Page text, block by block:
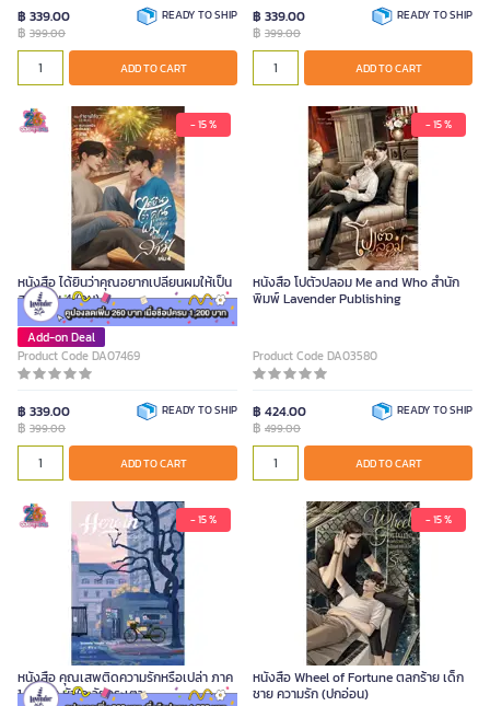
฿ 339.00
฿ 399.00
READY TO SHIP
ADD TO CART
฿ 339.00
฿ 399.00
READY TO SHIP
ADD TO CART
- 15 %
หนังสือ ได้ยินว่าคุณอยากเปลี่ยนผมให้เป็น
สามี เล่ม 4 (จบ)
Add-on Deal
Product Code DA07469
฿ 339.00
฿ 399.00
READY TO SHIP
ADD TO CART
- 15 %
หนังสือ โปตัวปลอม Me and Who สำนัก
พิมพ์ Lavender Publishing
Product Code DA03580
฿ 424.00
฿ 499.00
READY TO SHIP
ADD TO CART
- 15 %
หนังสือ คุณเสพติดความรักหรือเปล่า ภาค
1 รักใสๆ หัวใจ วัยกระเตาะ
- 15 %
หนังสือ Wheel of Fortune ตลกร้าย เด็ก
ชาย ความรัก (ปกอ่อน)